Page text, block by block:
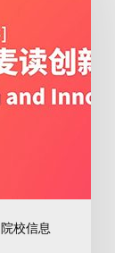
院校信息